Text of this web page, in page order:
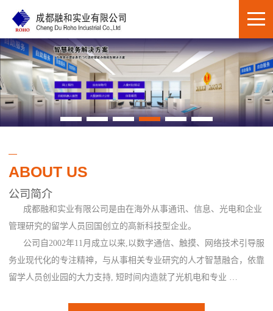
ABOUT US
公司简介
成都融和实业有限公司是由在海外从事通讯、信息、光电和企业
管理研究的留学人员回国创立的高新科技型企业。
公司自2002年11月成立以来,以数字通信、触摸、网络技术引导服
务业现代化的专注精神，与从事相关专业研究的人才智慧融合，依靠
留学人员创业园的大力支持, 短时间内造就了光机电和专业 …